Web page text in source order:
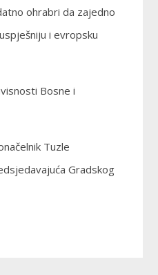
ohrabri da zajedno
i evropsku
Bosne i
Tuzle
Gradskog